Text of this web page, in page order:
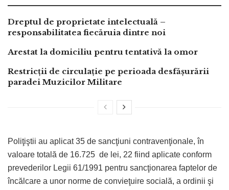
Dreptul de proprietate intelectuală –
responsabilitatea fiecăruia dintre noi
Arestat la domiciliu pentru tentativă la omor
Restricții de circulație pe perioada desfășurării
paradei Muzicilor Militare
Poliţiştii au aplicat 35 de sancţiuni contravenţionale, în
valoare totală de 16.725 de lei, 22 fiind aplicate conform
prevederilor Legii 61/1991 pentru sancţionarea faptelor de
încălcare a unor norme de convieţuire socială, a ordinii şi